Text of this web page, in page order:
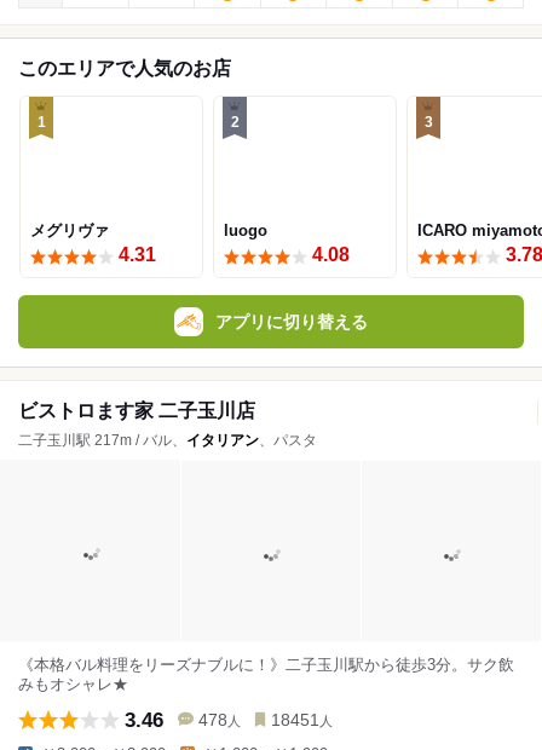
このエリアで人気のお店
1
メグリヴァ
4.31
2
luogo
4.08
3
ICARO
3.78
アプリに切り替える
ビストロます家 二子玉川店
二子玉川駅 217m / バル、 イタリアン、パスタ
《本格バル料理をリーズナブルに！》二子玉川駅から徒歩3分。サク飲
みもオシャレ★
3.46 478 人 18451 人